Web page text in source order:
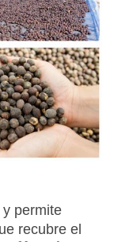
permite
recubre el